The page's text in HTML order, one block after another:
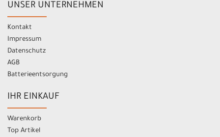
UNSER UNTERNEHMEN
Kontakt
Impressum
Datenschutz
AGB
Batterieentsorgung
IHR EINKAUF
Warenkorb
Top Artikel